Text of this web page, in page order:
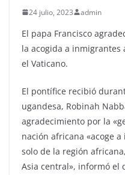
24 julio, 2023 admin
El papa Francisco
la acogida a
el Vaticano.
El pontífice recibió
ugandesa, Robinah
agradecimiento por la
nación africana «acoge
solo de la región
Asia central», informó el